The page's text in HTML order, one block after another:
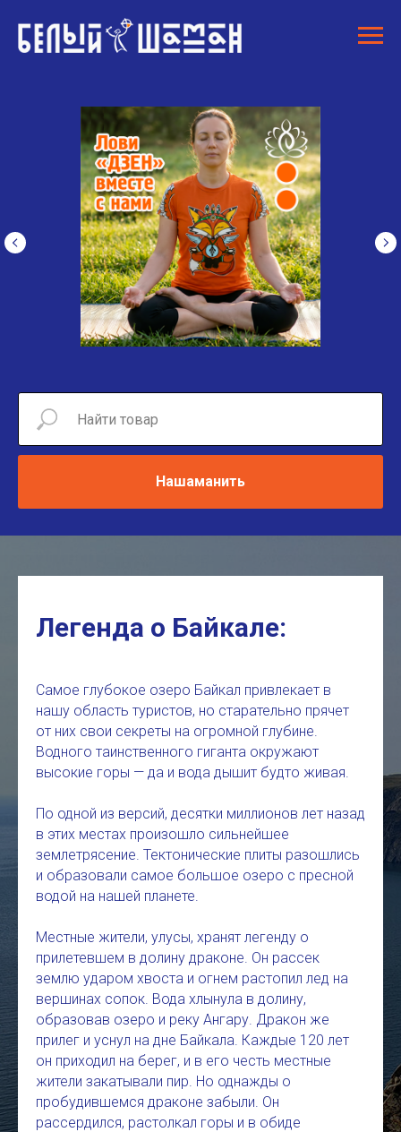
Нашаманить
Легенда о Байкале:
Самое глубокое озеро Байкал привлекает в
нашу область туристов, но старательно прячет
от них свои секреты на огромной глубине.
Водного таинственного гиганта окружают
высокие горы — да и вода дышит будто живая.
По одной из версий, десятки миллионов лет назад
в этих местах произошло сильнейшее
землетрясение. Тектонические плиты разошлись
и образовали самое большое озеро с пресной
водой на нашей планете.
Местные жители, улусы, хранят легенду о
прилетевшем в долину драконе. Он рассек
землю ударом хвоста и огнем растопил лед на
вершинах сопок. Вода хлынула в долину,
образовав озеро и реку Ангару. Дракон же
прилег и уснул на дне Байкала. Каждые 120 лет
он приходил на берег, и в его честь местные
жители закатывали пир. Но однажды о
пробудившемся драконе забыли. Он
рассердился, растолкал горы и в обиде